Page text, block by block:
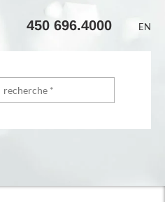
450 696.4000 EN